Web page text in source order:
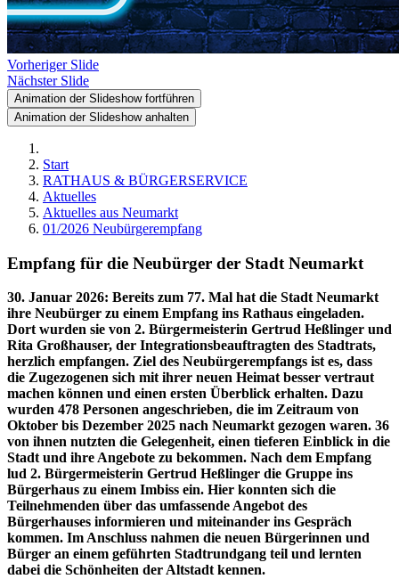
Vorheriger Slide
Nächster Slide
Animation der Slideshow fortführen
Animation der Slideshow anhalten
Start
RATHAUS & BÜRGERSERVICE
Aktuelles
Aktuelles aus Neumarkt
01/2026 Neubürgerempfang
Empfang für die Neubürger der Stadt Neumarkt
30. Januar 2026: Bereits zum 77. Mal hat die Stadt Neumarkt
ihre Neubürger zu einem Empfang ins Rathaus eingeladen.
Dort wurden sie von 2. Bürgermeisterin Gertrud Heßlinger und
Rita Großhauser, der Integrationsbeauftragten des Stadtrats,
herzlich empfangen. Ziel des Neubürgerempfangs ist es, dass
die Zugezogenen sich mit ihrer neuen Heimat besser vertraut
machen können und einen ersten Überblick erhalten. Dazu
wurden 478 Personen angeschrieben, die im Zeitraum von
Oktober bis Dezember 2025 nach Neumarkt gezogen waren. 36
von ihnen nutzten die Gelegenheit, einen tieferen Einblick in die
Stadt und ihre Angebote zu bekommen. Nach dem Empfang
lud 2. Bürgermeisterin Gertrud Heßlinger die Gruppe ins
Bürgerhaus zu einem Imbiss ein. Hier konnten sich die
Teilnehmenden über das umfassende Angebot des
Bürgerhauses informieren und miteinander ins Gespräch
kommen. Im Anschluss nahmen die neuen Bürgerinnen und
Bürger an einem geführten Stadtrundgang teil und lernten
dabei die Schönheiten der Altstadt kennen.